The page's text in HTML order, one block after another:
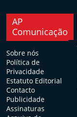
AP
Comunicação
Sobre nós
Política de
Privacidade
Estatuto Editorial
Contacto
Publicidade
Assinaturas